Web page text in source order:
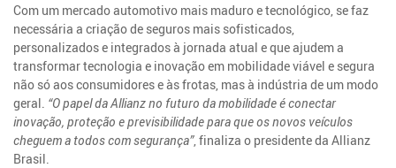
Com um mercado automotivo mais maduro e tecnológico, se faz
necessária a criação de seguros mais sofisticados,
personalizados e integrados à jornada atual e que ajudem a
transformar tecnologia e inovação em mobilidade viável e segura
não só aos consumidores e às frotas, mas à indústria de um modo
geral. “O papel da Allianz no futuro da mobilidade é conectar
inovação, proteção e previsibilidade para que os novos veículos
cheguem a todos com segurança”, finaliza o presidente da Allianz
Brasil.